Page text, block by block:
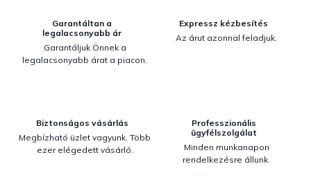
Garantáltan a
legalacsonyabb ár
Garantáljuk Önnek a
legalacsonyabb árat a piacon.
Expressz kézbesítés
Az árut azonnal feladjuk.
Biztonságos vásárlás
Megbízható üzlet vagyunk. Több
ezer elégedett vásárló.
Professzionális
ügyfélszolgálat
Minden munkanapon
rendelkezésre állunk.